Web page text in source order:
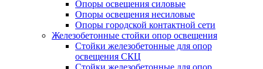
Опоры освещения силовые
Опоры освещения несиловые
Опоры городской контактной сети
Железобетонные стойки опор освещения
Стойки железобетонные для опор
освещения СКЦ
Стойки железобетонные для опор